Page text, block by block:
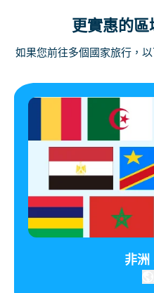
更實惠的
如果您前往多個國家旅行，
非洲